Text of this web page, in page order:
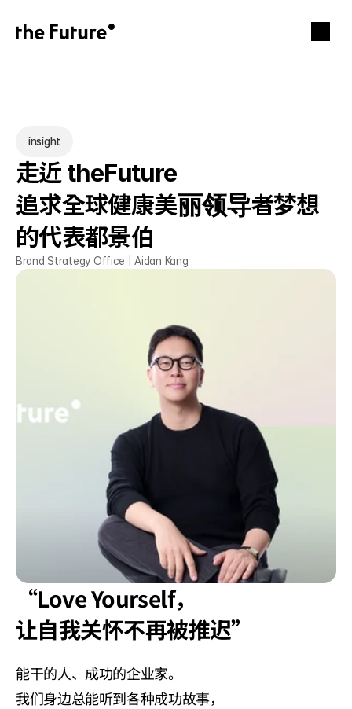
insight
走近 theFuture
追求全球健康美丽领导者梦想
的代表都景伯
Brand Strategy Office | Aidan Kang
“Love Yourself，
让自我关怀不再被推迟”
能干的人、成功的企业家。
我们身边总能听到各种成功故事，